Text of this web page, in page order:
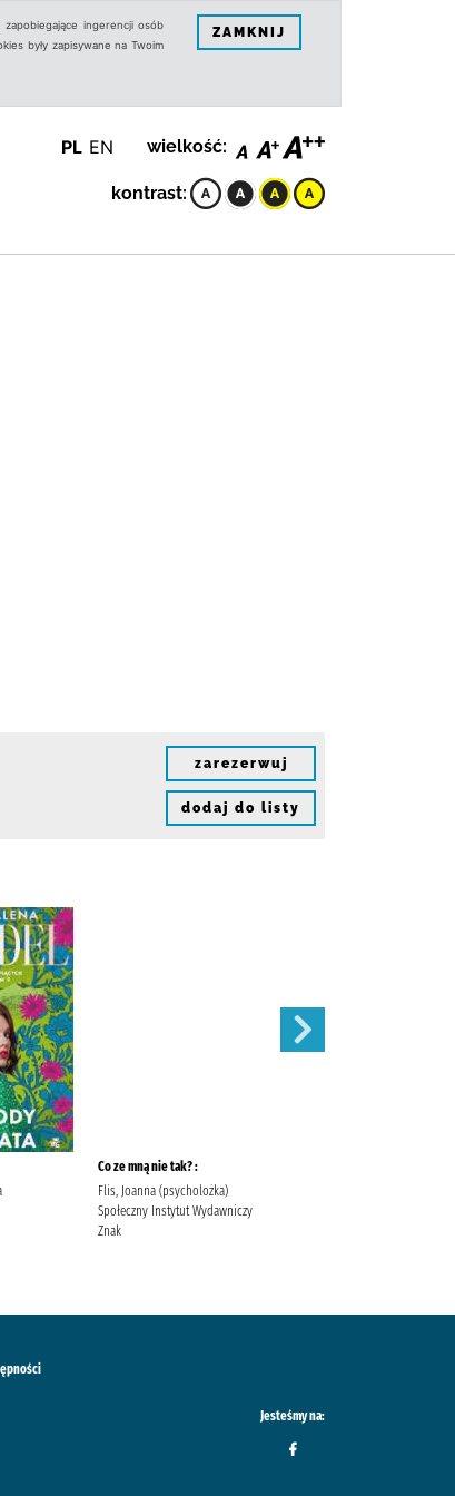
ingerencji osób
były zapisywane na Twoim
ZAMKNIJ
PL EN wielkość:
kontrast:
zarezerwuj
dodaj do listy
Co ze mną nie tak? :
Flis, Joanna (psycholożka)
Społeczny Instytut Wydawniczy
Znak
Jesteśmy na: